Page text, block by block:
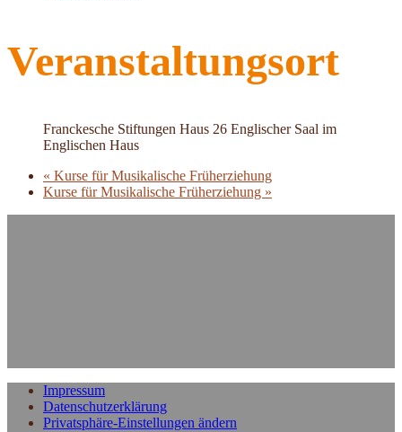
Veranstaltungsort
Franckesche Stiftungen Haus 26 Englischer Saal im
Englischen Haus
« Kurse für Musikalische Früherziehung
Kurse für Musikalische Früherziehung »
Impressum
Datenschutzerklärung
Privatsphäre-Einstellungen ändern